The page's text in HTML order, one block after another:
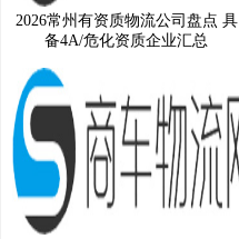
2026常州有资质物流公司盘点 具
备4A/危化资质企业汇总